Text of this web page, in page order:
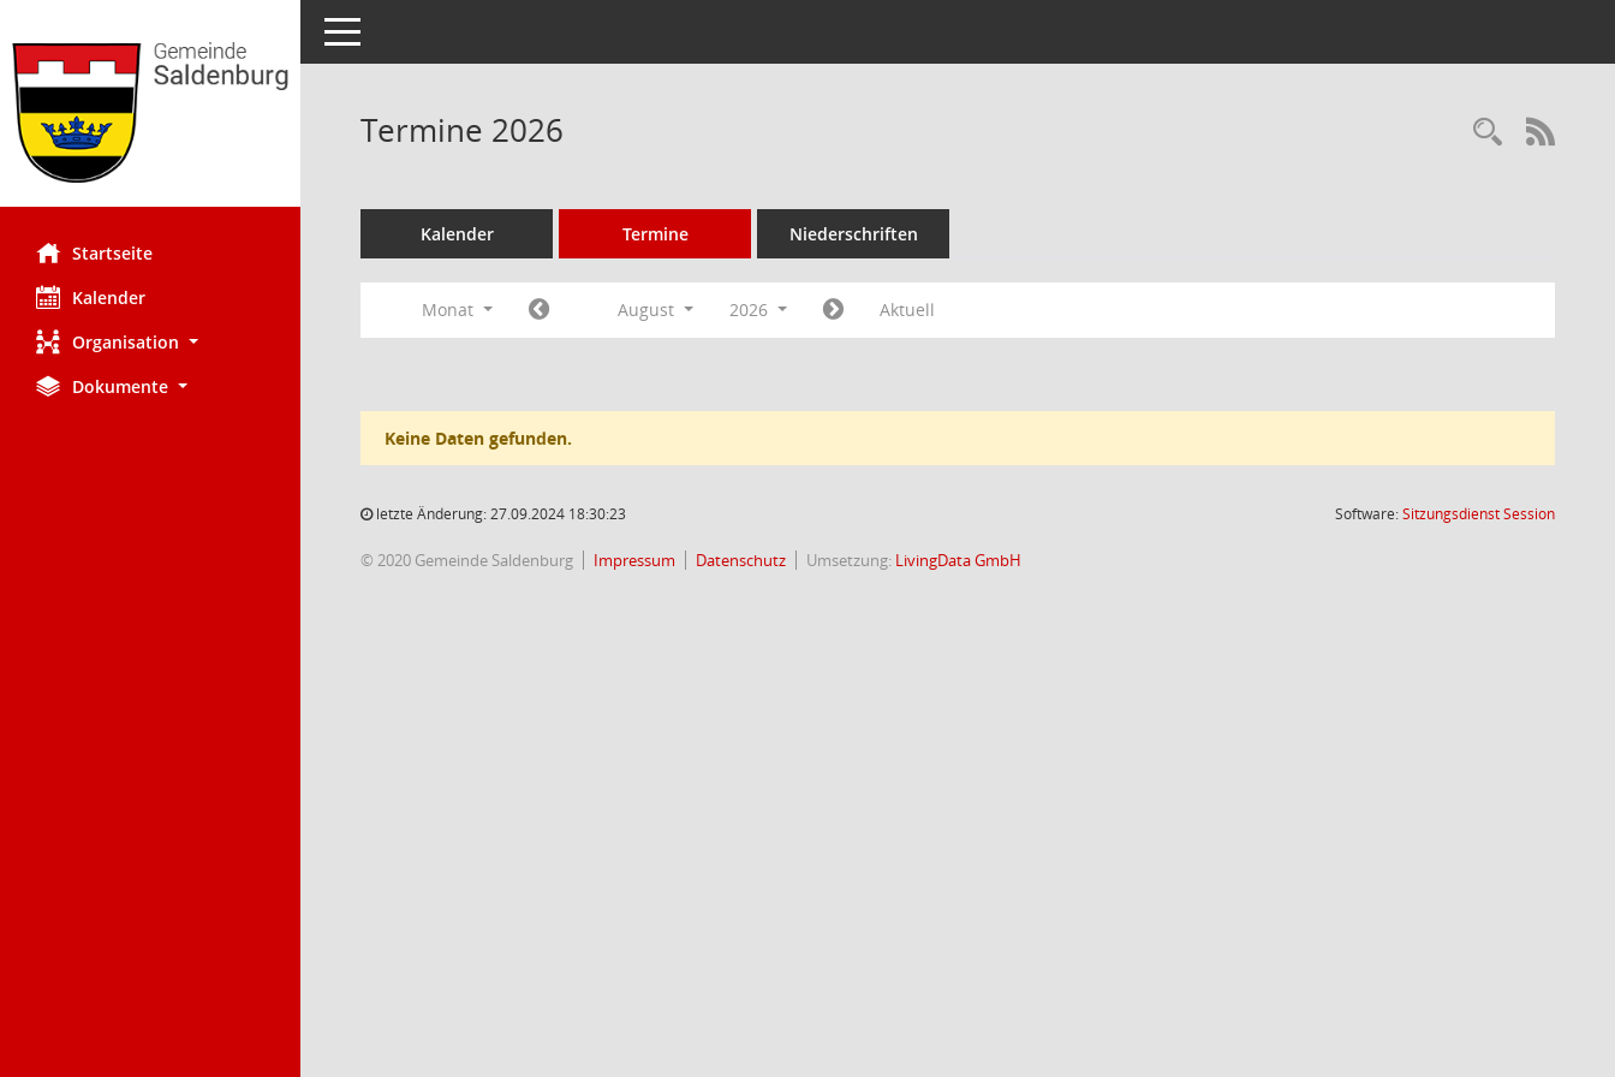
Startseite
Kalender
Organisation
Dokumente
Toggle navigation
Termine 2026
Kalender Termine Niederschriften
Monat August 2026 Aktuell
Keine Daten gefunden.
letzte Änderung: 27.09.2024 18:30:23 Software:SitzungsdienstSession(Wird in
© 2020 Gemeinde Saldenburg Impressum Datenschutz Umsetzung: LivingData GmbH